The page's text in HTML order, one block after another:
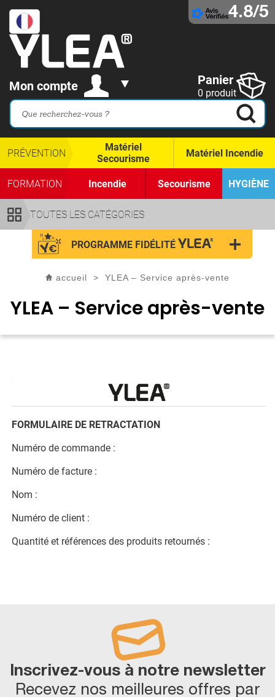
4.8/5
Mon compte Panier
0 produit
TOUTES LES CATÉGORIES
PRÉVENTION
Matériel
Secourisme
Matériel Incendie
FORMATION Incendie Secourisme HYGIÈNE
PROGRAMME FIDÉLITÉ
accueil >YLEA – Service après-vente
YLEA – Service après-vente
FORMULAIRE DE RETRACTATION
Numéro de commande :
Numéro de facture :
Nom :
Numéro de client :
Quantité et références des produits retournés :
Inscrivez-vous à notre newsletter
Recevez nos meilleures offres par